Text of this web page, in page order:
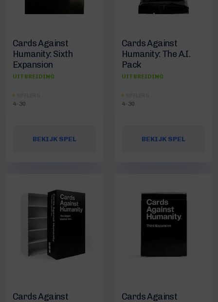
Cards Against
Humanity: Sixth
Expansion
UITBREIDING
4-30
BEKIJK SPEL
Cards Against
Humanity: The A.I.
Pack
UITBREIDING
4-30
BEKIJK SPEL
Cards Against
Cards Against